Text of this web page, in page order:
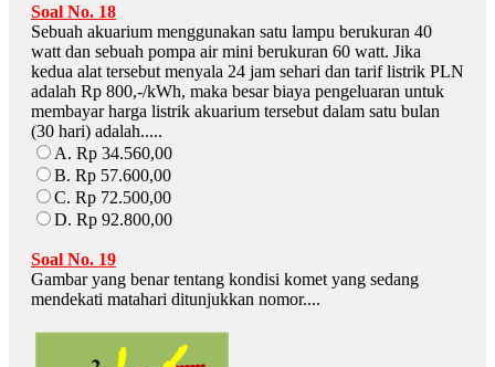
Soal No. 18
Sebuah akuarium menggunakan satu lampu berukuran 40
watt dan sebuah pompa air mini berukuran 60 watt. Jika
kedua alat tersebut menyala 24 jam sehari dan tarif listrik PLN
adalah Rp 800,-/kWh, maka besar biaya pengeluaran untuk
membayar harga listrik akuarium tersebut dalam satu bulan
(30 hari) adalah.....
A. Rp 34.560,00
B. Rp 57.600,00
C. Rp 72.500,00
D. Rp 92.800,00
Soal No. 19
Gambar yang benar tentang kondisi komet yang sedang
mendekati matahari ditunjukkan nomor....